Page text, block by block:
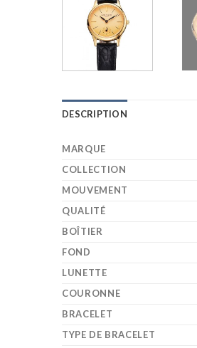
DESCRIPTION
MARQUE
COLLECTION
MOUVEMENT
QUALITÉ
BOÎTIER
FOND
LUNETTE
COURONNE
BRACELET
TYPE DE BRACELET